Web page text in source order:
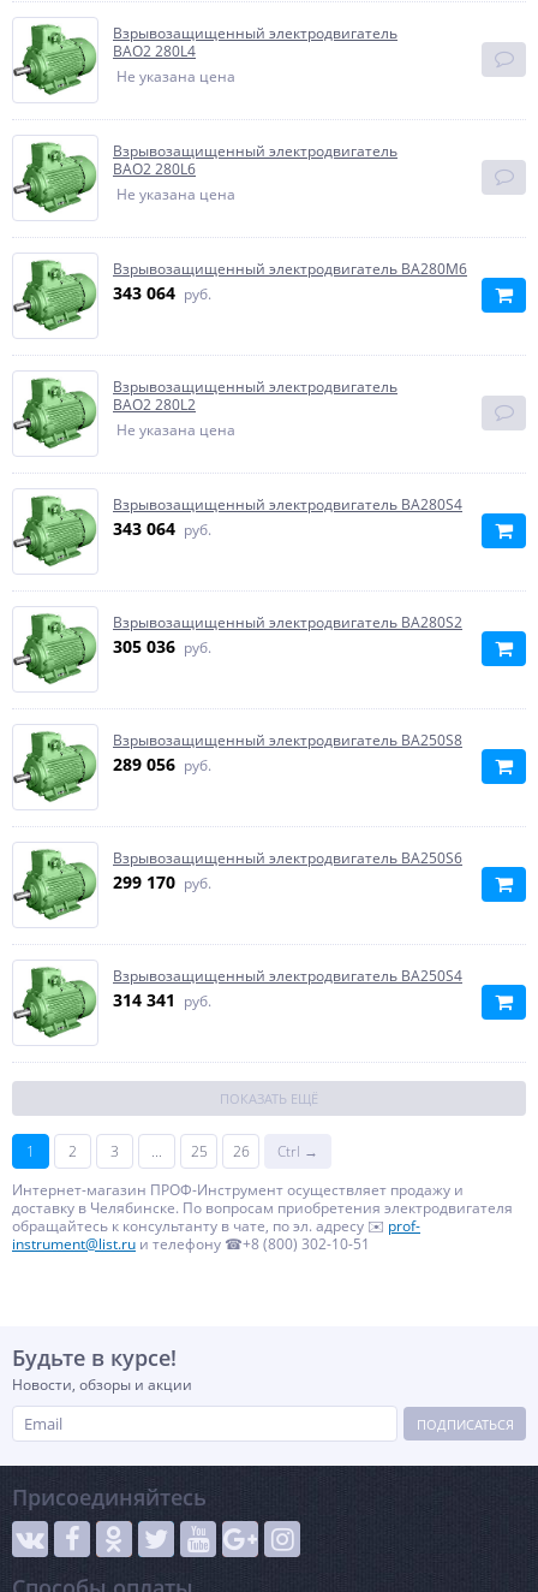
Взрывозащищенный электродвигатель
BAO2 280L4
Не указана цена
Взрывозащищенный электродвигатель
BAO2 280L6
Не указана цена
Взрывозащищенный электродвигатель ВА280М6
343 064 руб.
Взрывозащищенный электродвигатель
BAO2 280L2
Не указана цена
Взрывозащищенный электродвигатель ВА280S4
343 064 руб.
Взрывозащищенный электродвигатель ВА280S2
305 036 руб.
Взрывозащищенный электродвигатель BA250S8
289 056 руб.
Взрывозащищенный электродвигатель BA250S6
299 170 руб.
Взрывозащищенный электродвигатель BA250S4
314 341 руб.
ПОКАЗАТЬ ЕЩЁ
1 2 3 ... 25 26
Ctrl →
Интернет-магазин ПРОФ-Инструмент осуществляет продажу и
доставку в Челябинске. По вопросам приобретения электродвигателя
обращайтесь к консультанту в чате, по эл. адресу ✉️ prof-
instrument@list.ru и телефону ☎+8 (800) 302-10-51
Будьте в курсе!
Новости, обзоры и акции
ПОДПИСАТЬСЯ
Присоединяйтесь